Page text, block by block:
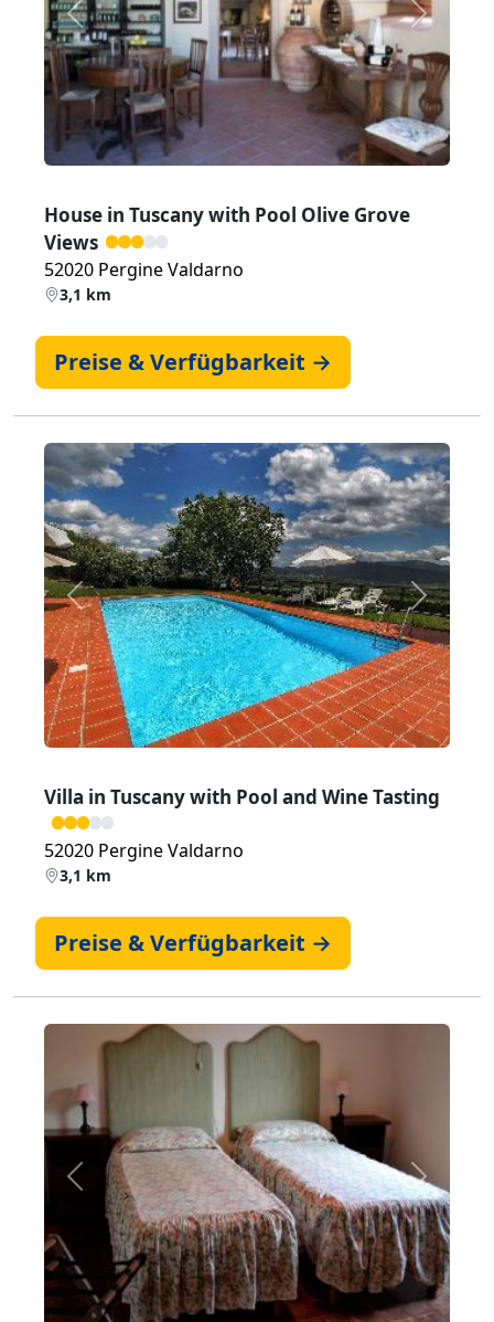
Zurück Weiter
House in Tuscany with Pool Olive Grove
Views
52020 Pergine Valdarno
3,1 km
Preise & Verfügbarkeit →
Zurück Weiter
Villa in Tuscany with Pool and Wine Tasting
52020 Pergine Valdarno
3,1 km
Preise & Verfügbarkeit →
Zurück Weiter